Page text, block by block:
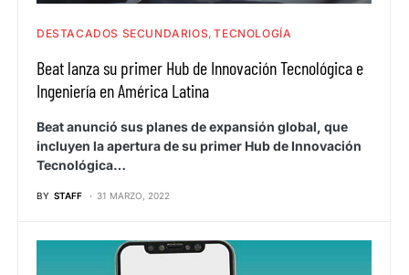
DESTACADOS SECUNDARIOS TECNOLOGÍA
Beat lanza su primer Hub de Innovación Tecnológica e
Ingeniería en América Latina
Beat anunció sus planes de expansión global, que
incluyen la apertura de su primer Hub de Innovación
Tecnológica…
BY STAFF 31 MARZO, 2022